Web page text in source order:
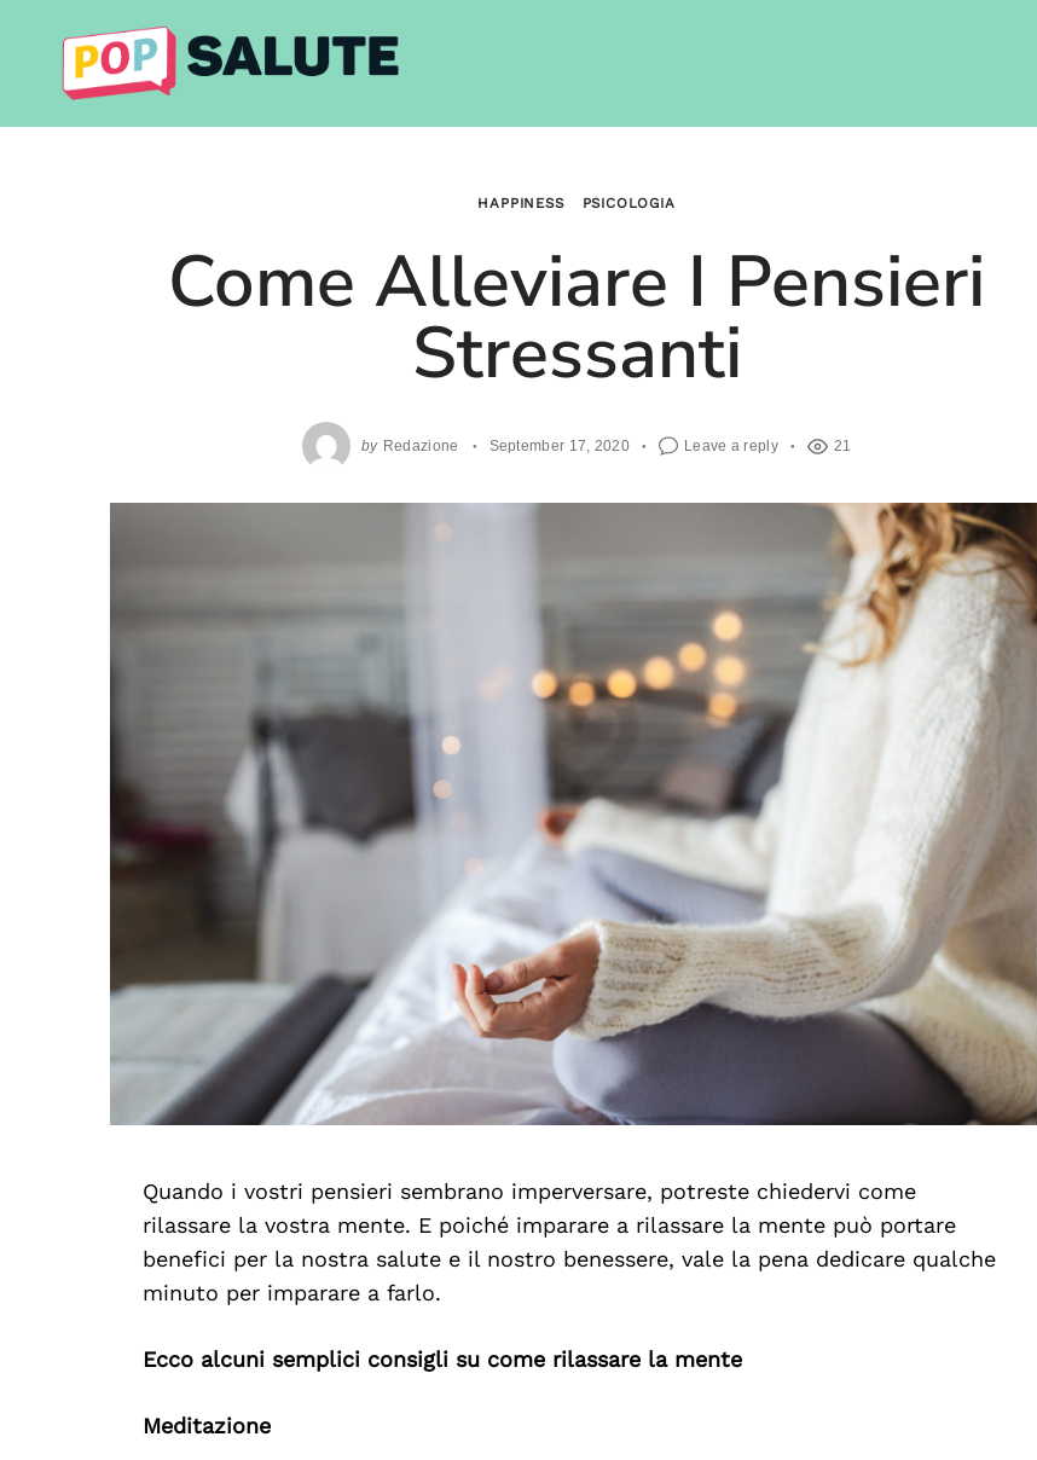
content
HAPPINESS PSICOLOGIA
Come Alleviare I Pensieri
Stressanti
by Redazione September 17, 2020 Leave a reply 21
Quando i vostri pensieri sembrano imperversare, potreste chiedervi come
rilassare la vostra mente. E poiché imparare a rilassare la mente può portare
benefici per la nostra salute e il nostro benessere, vale la pena dedicare qualche
minuto per imparare a farlo.
Ecco alcuni semplici consigli su come rilassare la mente
Meditazione